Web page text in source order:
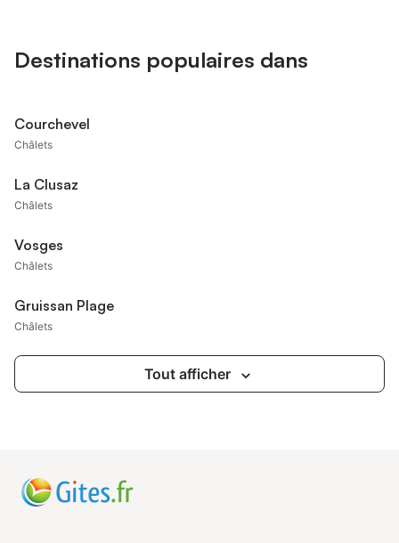
Destinations populaires dans
Courchevel
Châlets
La Clusaz
Châlets
Vosges
Châlets
Gruissan Plage
Châlets
Tout afficher